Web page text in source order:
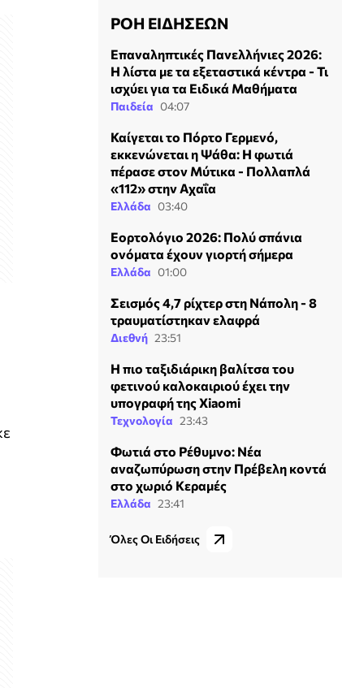
ΡΟΗ ΕΙΔΗΣΕΩΝ
Επαναληπτικές Πανελλήνιες 2026:
Η λίστα με τα εξεταστικά κέντρα - Τι
ισχύει για τα Ειδικά Μαθήματα
Παιδεία 04:07
Καίγεται το Πόρτο Γερμενό,
εκκενώνεται η Ψάθα: H φωτιά
πέρασε στον Μύτικα - Πολλαπλά
«112» στην Αχαΐα
Ελλάδα 03:40
Εορτολόγιο 2026: Πολύ σπάνια
ονόματα έχουν γιορτή σήμερα
Ελλάδα 01:00
Σεισμός 4,7 ρίχτερ στη Νάπολη - 8
τραυματίστηκαν ελαφρά
Διεθνή 23:51
Η πιο ταξιδιάρικη βαλίτσα του
φετινού καλοκαιριού έχει την
υπογραφή της Xiaomi
Τεχνολογία 23:43
Φωτιά στο Ρέθυμνο: Νέα
αναζωπύρωση στην Πρέβελη κοντά
στο χωριό Κεραμές
Ελλάδα 23:41
Όλες Οι Ειδήσεις